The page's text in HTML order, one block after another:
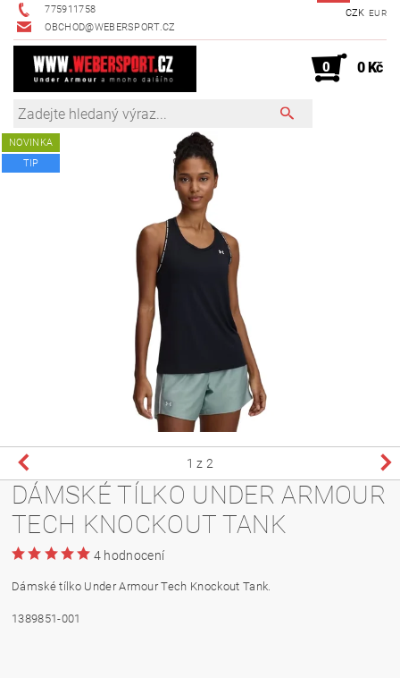
775911758
OBCHOD@WEBERSPORT.CZ
CZK EUR
0 0 Kč
NOVINKA
TIP
1 z 2
DÁMSKÉ TÍLKO UNDER ARMOUR
TECH KNOCKOUT TANK
4 hodnocení
Dámské tílko Under Armour Tech Knockout Tank.
1389851-001